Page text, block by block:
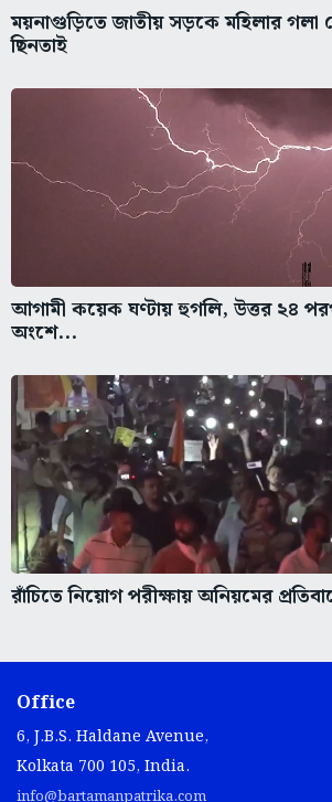
ময়নাগুড়িতে জাতীয় সড়কে মহিলার গলা
ছিনতাই
আগামী কয়েক ঘণ্টায় হুগলি, উত্তর ২৪
অংশে...
রাঁচিতে নিয়োগ পরীক্ষায় অনিয়মের
Office
6, J.B.S. Haldane Avenue,
Kolkata 700 105, India.
info@bartamanpatrika.com